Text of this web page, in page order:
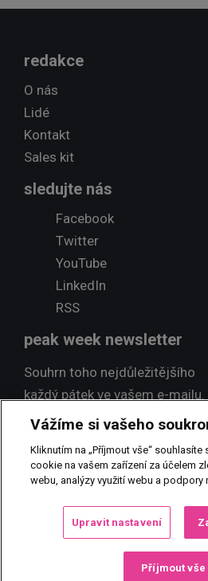
redakce
O nás
Lidé
Kontakt
Sales kit
sledujte nás
Facebook
Twitter
YouTube
LinkedIn
RSS
peak week newsletter
Souhrn toho nejdůležitějšího
každý pátek ve vašem e-mailu.
převzetí, šíření či dalšího zpřístupňování
písemného souhlasu PEAK NEWS MEDIA,
Vážíme si vašeho
Kliknutím na „Příjmout vše“
cookie na vašem zařízení za účelem
webu, analýzy využití webu a podpory
Upravit nastavení
Příjmout vše